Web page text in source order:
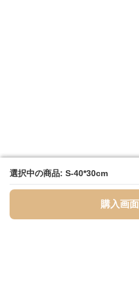
選択中の商品: S-40*30cm
購入画
選択中の商品: S-40*30cm
購入画